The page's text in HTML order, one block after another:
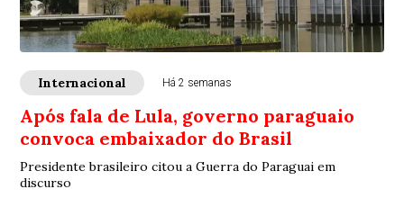
Internacional Há 2 semanas
Após fala de Lula, governo paraguaio
convoca embaixador do Brasil
Presidente brasileiro citou a Guerra do Paraguai em
discurso